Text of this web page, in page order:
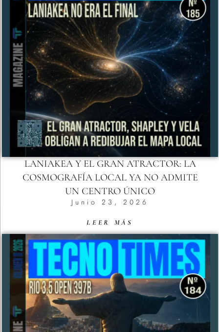
LANIAKEA Y EL GRAN ATRACTOR: LA
COSMOGRAFÍA LOCAL YA NO ADMITE
UN CENTRO ÚNICO
Junio 23, 2026
LEER MÁS